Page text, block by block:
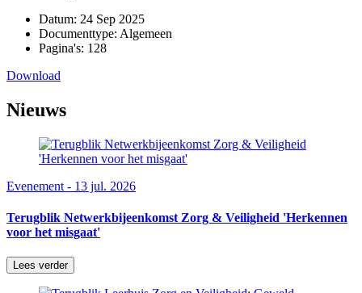
Datum: 24 Sep 2025
Documenttype: Algemeen
Pagina's: 128
Download
Nieuws
Evenement - 13 jul. 2026
Terugblik Netwerkbijeenkomst Zorg & Veiligheid 'Herkennen
voor het misgaat'
Lees verder